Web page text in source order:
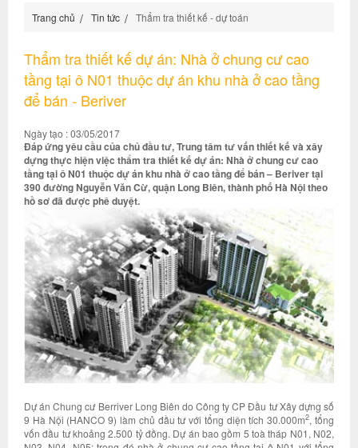
Trang chủ Tin tức Thẩm tra thiết kế - dự toán
Thẩm tra thiết kế dự án: Nhà ở chung cư cao
tầng tại ô N01 thuộc dự án khu nhà ở cao tầng
để bán - Beriver
Ngày tạo : 03/05/2017
Đáp ứng yêu cầu của chủ đầu tư, Trung tâm tư vấn thiết kế và xây
dựng thực hiện việc thẩm tra thiết kế dự án: Nhà ở chung cư cao
tầng tại ô N01 thuộc dự án khu nhà ở cao tầng để bán – Beriver tại
390 đường Nguyễn Văn Cừ, quận Long Biên, thành phố Hà Nội theo
hồ sơ đã được phê duyệt.
Dự án Chung cư Berriver Long Biên do Công ty CP Đầu tư Xây dựng số
9 Hà Nội (HANCO 9) làm chủ đầu tư với tổng diện tích 30.000m2, tổng
vốn đầu tư khoảng 2.500 tỷ đồng. Dự án bao gồm 5 toà tháp N01, N02,